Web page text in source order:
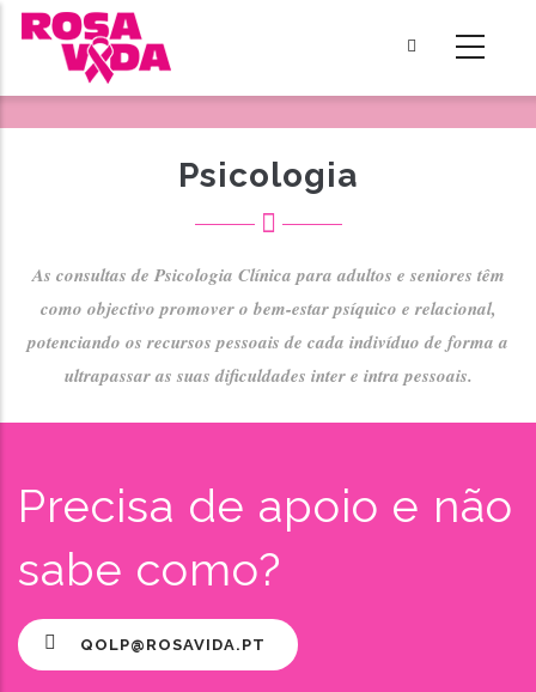
Passar
para
principal
Psicologia
As consultas de Psicologia Clínica para adultos e seniores têm
como objectivo promover o bem-estar psíquico e relacional,
potenciando os recursos pessoais de cada indivíduo de forma a
ultrapassar as suas dificuldades inter e intra pessoais.
Precisa de apoio e não
sabe como?
QOLP@ROSAVIDA.PT